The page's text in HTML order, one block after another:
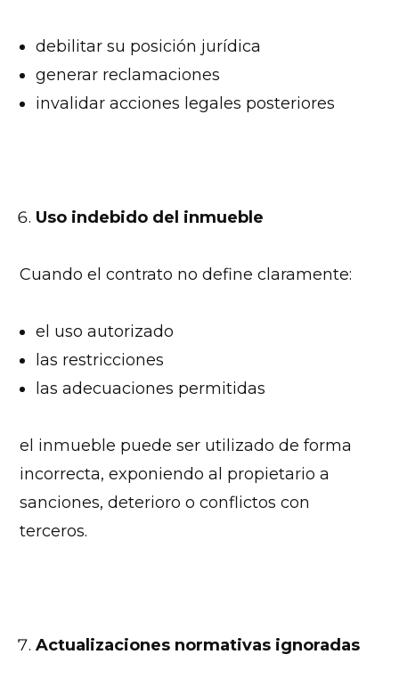
debilitar su posición jurídica
generar reclamaciones
invalidar acciones legales posteriores
Uso indebido del inmueble
Cuando el contrato no define claramente:
el uso autorizado
las restricciones
las adecuaciones permitidas
el inmueble puede ser utilizado de forma
incorrecta, exponiendo al propietario a
sanciones, deterioro o conflictos con
terceros.
Actualizaciones normativas ignoradas